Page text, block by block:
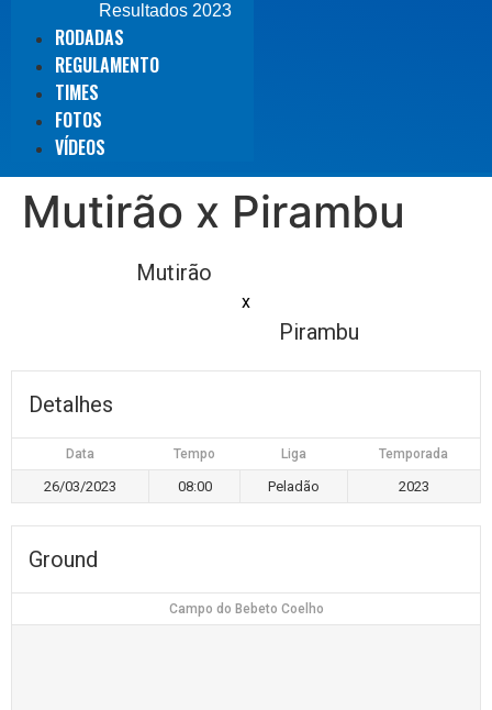
Resultados 2023
RODADAS
REGULAMENTO
TIMES
FOTOS
VÍDEOS
Mutirão x Pirambu
Mutirão
x
Pirambu
Detalhes
Data Tempo Liga Temporada
26/03/2023 08:00 Peladão 2023
Ground
Campo do Bebeto Coelho